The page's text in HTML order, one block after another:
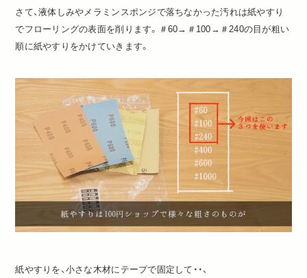
さて、液体しみやメラミンスポンジで落ちなかった汚れは紙やすり
でフローリングの表面を削ります。＃60→＃100→＃240の目が粗い
順に紙やすりをかけていきます。
紙やすりを、小さな木材にテープで固定して・・、